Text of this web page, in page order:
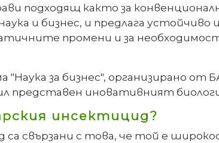
подходящ както за
и бизнес, и предлага устойчиво
промени и за
за бизнес", организирано
представен иновативният
инсектицид?
свързани с това, че той е